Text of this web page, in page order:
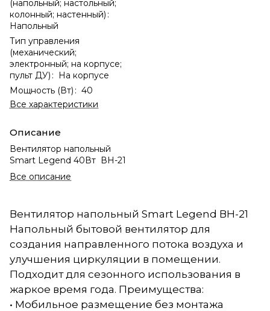
(напольный; настольный;
колонный; настенный) :
Напольный
Тип управления
(механический;
электронный; на корпусе;
пульт ДУ) : На корпусе
Мощность (Вт) : 40
Все характеристики
Описание
Вентилятор напольный
Smart Legend 40Вт ВН-21
Все описание
Вентилятор напольный Smart Legend ВН-21
Напольный бытовой вентилятор для
создания направленного потока воздуха и
улучшения циркуляции в помещении.
Подходит для сезонного использования в
жаркое время года. Преимущества:
• Мобильное размещение без монтажа